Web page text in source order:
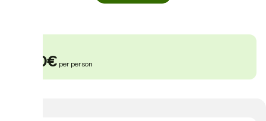
600€ per person